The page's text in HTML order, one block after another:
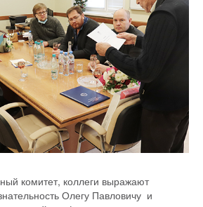
комитет, коллеги выражают
Олегу Павловичу и